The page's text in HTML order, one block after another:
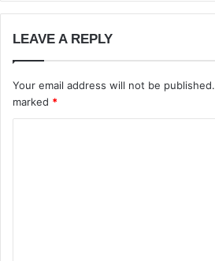
LEAVE A REPLY
Your email address will not be published.
marked *